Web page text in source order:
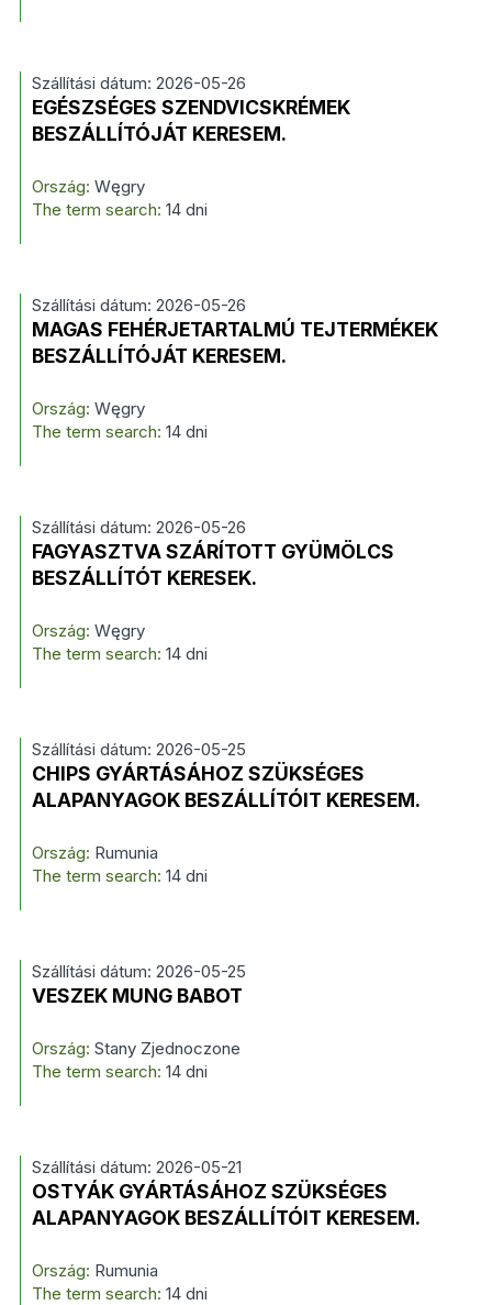
Szállítási dátum: 2026-05-26
EGÉSZSÉGES SZENDVICSKRÉMEK
BESZÁLLÍTÓJÁT KERESEM.
Ország: Węgry
The term search: 14 dni
Szállítási dátum: 2026-05-26
MAGAS FEHÉRJETARTALMÚ TEJTERMÉKEK
BESZÁLLÍTÓJÁT KERESEM.
Ország: Węgry
The term search: 14 dni
Szállítási dátum: 2026-05-26
FAGYASZTVA SZÁRÍTOTT GYÜMÖLCS
BESZÁLLÍTÓT KERESEK.
Ország: Węgry
The term search: 14 dni
Szállítási dátum: 2026-05-25
CHIPS GYÁRTÁSÁHOZ SZÜKSÉGES
ALAPANYAGOK BESZÁLLÍTÓIT KERESEM.
Ország: Rumunia
The term search: 14 dni
Szállítási dátum: 2026-05-25
VESZEK MUNG BABOT
Ország: Stany Zjednoczone
The term search: 14 dni
Szállítási dátum: 2026-05-21
OSTYÁK GYÁRTÁSÁHOZ SZÜKSÉGES
ALAPANYAGOK BESZÁLLÍTÓIT KERESEM.
Ország: Rumunia
The term search: 14 dni